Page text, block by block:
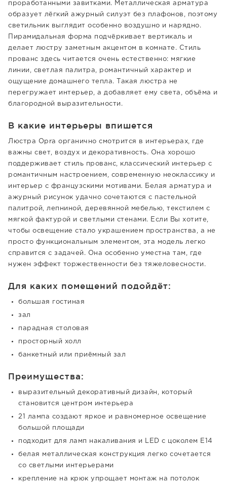
проработанными завитками. Металлическая арматура
образует лёгкий ажурный силуэт без плафонов, поэтому
светильник выглядит особенно воздушно и нарядно.
Пирамидальная форма подчёркивает вертикаль и
делает люстру заметным акцентом в комнате. Стиль
прованс здесь читается очень естественно: мягкие
линии, светлая палитра, романтичный характер и
ощущение домашнего тепла. Такая люстра не
перегружает интерьер, а добавляет ему света, объёма и
благородной выразительности.
В какие интерьеры впишется
Люстра Opra органично смотрится в интерьерах, где
важны свет, воздух и декоративность. Она хорошо
поддерживает стиль прованс, классический интерьер с
романтичным настроением, современную неоклассику и
интерьер с французскими мотивами. Белая арматура и
ажурный рисунок удачно сочетаются с пастельной
палитрой, лепниной, деревянной мебелью, текстилем с
мягкой фактурой и светлыми стенами. Если Вы хотите,
чтобы освещение стало украшением пространства, а не
просто функциональным элементом, эта модель легко
справится с задачей. Она особенно уместна там, где
нужен эффект торжественности без тяжеловесности.
Для каких помещений подойдёт:
большая гостиная
зал
парадная столовая
просторный холл
банкетный или приёмный зал
Преимущества:
выразительный декоративный дизайн, который
становится центром интерьера
21 лампа создают яркое и равномерное освещение
большой площади
подходит для ламп накаливания и LED с цоколем E14
белая металлическая конструкция легко сочетается
со светлыми интерьерами
крепление на крюк упрощает монтаж на потолок